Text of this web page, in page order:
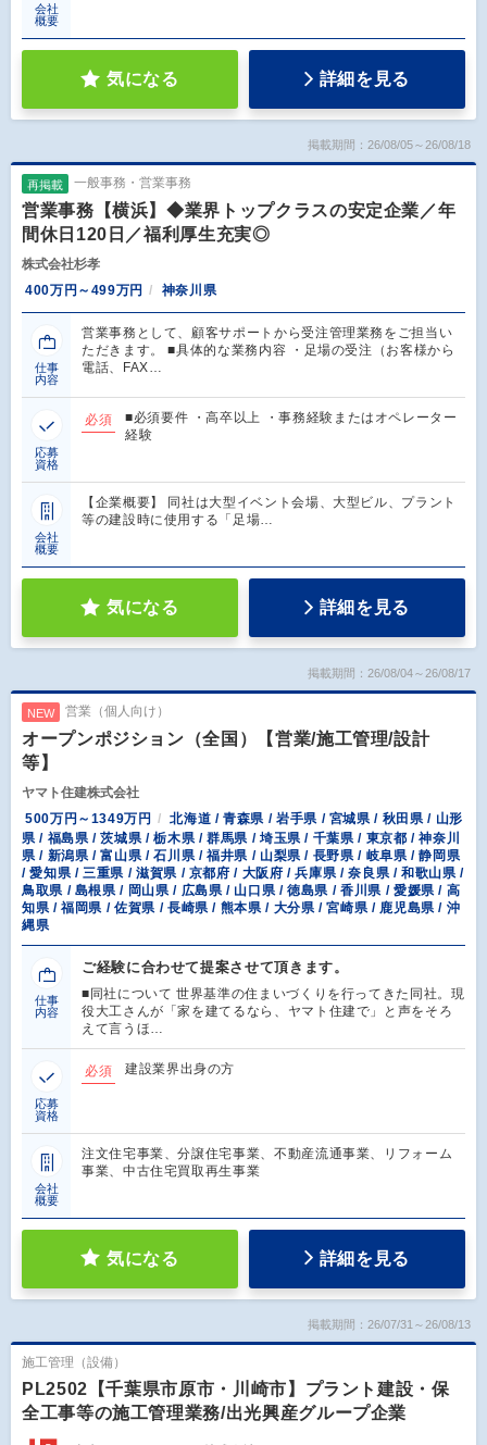
会社
概要
気になる 詳細を見る
掲載期間：26/08/05～26/08/18
再掲載 一般事務・営業事務
営業事務【横浜】◆業界トップクラスの安定企業／年
間休日120日／福利厚生充実◎
株式会社杉孝
400万円～499万円
神奈川県
仕事
内容
営業事務として、顧客サポートから受注管理業務をご担当い
ただきます。 ■具体的な業務内容 ・足場の受注（お客様から
電話、FAX…
応募
資格
必須
■必須要件 ・高卒以上 ・事務経験またはオペレーター
経験
会社
概要
【企業概要】 同社は大型イベント会場、大型ビル、プラント
等の建設時に使用する「足場…
気になる 詳細を見る
掲載期間：26/08/04～26/08/17
NEW 営業（個人向け）
オープンポジション（全国）【営業/施工管理/設計
等】
ヤマト住建株式会社
500万円～1349万円
北海道 / 青森県 / 岩手県 / 宮城県 / 秋田県 / 山形
県 / 福島県 / 茨城県 / 栃木県 / 群馬県 / 埼玉県 / 千葉県 / 東京都 / 神奈川
県 / 新潟県 / 富山県 / 石川県 / 福井県 / 山梨県 / 長野県 / 岐阜県 / 静岡県
/ 愛知県 / 三重県 / 滋賀県 / 京都府 / 大阪府 / 兵庫県 / 奈良県 / 和歌山県 /
鳥取県 / 島根県 / 岡山県 / 広島県 / 山口県 / 徳島県 / 香川県 / 愛媛県 / 高
知県 / 福岡県 / 佐賀県 / 長崎県 / 熊本県 / 大分県 / 宮崎県 / 鹿児島県 / 沖
縄県
仕事
内容
ご経験に合わせて提案させて頂きます。
■同社について 世界基準の住まいづくりを行ってきた同社。現
役大工さんが「家を建てるなら、ヤマト住建で」と声をそろ
えて言うほ…
応募
資格
必須 建設業界出身の方
会社
概要
注文住宅事業、分譲住宅事業、不動産流通事業、リフォーム
事業、中古住宅買取再生事業
気になる 詳細を見る
掲載期間：26/07/31～26/08/13
施工管理（設備）
PL2502【千葉県市原市・川崎市】プラント建設・保
全工事等の施工管理業務/出光興産グループ企業